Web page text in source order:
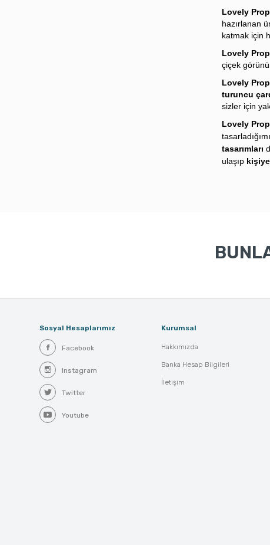
Lovely
hazırlanan
katmak için
Lovely
çiçek
Lovely
turuncu
sizler için
Lovely
tasarımları
ulaşıp
Sosyal Hesaplarımız
Facebook
Instagram
Twitter
Youtube
Kurumsal
Hakkımızda
Banka Hesap Bilgileri
İletişim